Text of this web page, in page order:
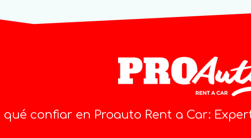
qué confiar en Proauto Rent a Car: